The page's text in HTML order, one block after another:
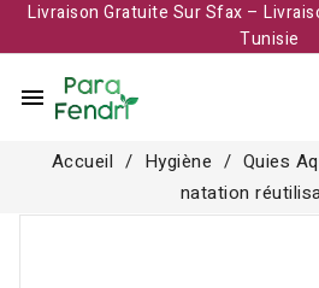
Livraison Gratuite Sur Sfax –
Tunisie​
menu
Accueil Hygiène
Quies
natation